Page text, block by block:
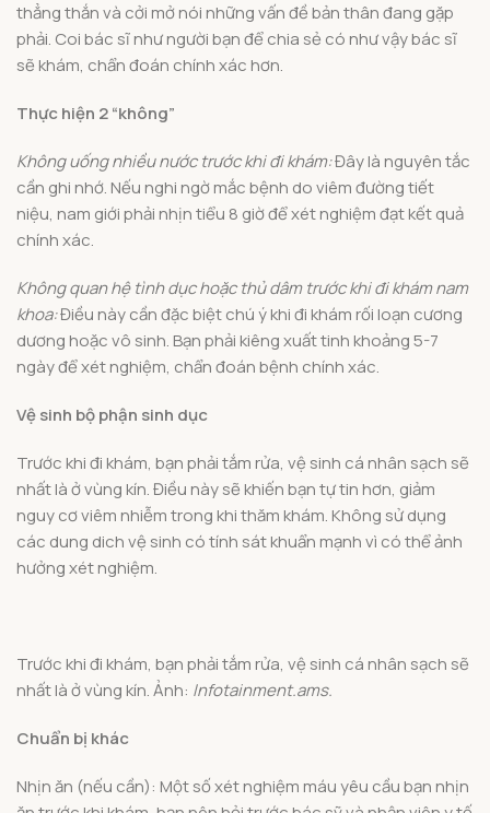
thẳng thắn và cởi mở nói những vấn đề bản thân đang gặp
phải. Coi bác sĩ như người bạn để chia sẻ có như vậy bác sĩ
sẽ khám, chẩn đoán chính xác hơn.
Thực hiện 2 “không”
Không uống nhiều nước trước khi đi khám:Đây là nguyên tắc
cần ghi nhớ. Nếu nghi ngờ mắc bệnh do viêm đường tiết
niệu, nam giới phải nhịn tiểu 8 giờ để xét nghiệm đạt kết quả
chính xác.
Không quan hệ tình dục hoặc thủ dâm trước khi đi khám nam
khoa:Điều này cần đặc biệt chú ý khi đi khám rối loạn cương
dương hoặc vô sinh. Bạn phải kiêng xuất tinh khoảng 5-7
ngày để xét nghiệm, chẩn đoán bệnh chính xác.
Vệ sinh bộ phận sinh dục
Trước khi đi khám, bạn phải tắm rửa, vệ sinh cá nhân sạch sẽ
nhất là ở vùng kín. Điều này sẽ khiến bạn tự tin hơn, giảm
nguy cơ viêm nhiễm trong khi thăm khám. Không sử dụng
các dung dich vệ sinh có tính sát khuẩn mạnh vì có thể ảnh
hưởng xét nghiệm.
Trước khi đi khám, bạn phải tắm rửa, vệ sinh cá nhân sạch sẽ
nhất là ở vùng kín. Ảnh: Infotainment.ams.
Chuẩn bị khác
Nhịn ăn (nếu cần): Một số xét nghiệm máu yêu cầu bạn nhịn